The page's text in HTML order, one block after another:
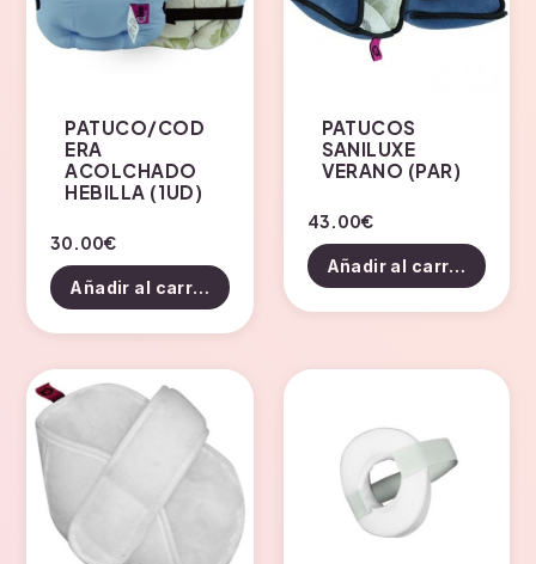
PATUCO/COD
ERA
ACOLCHADO
HEBILLA (1UD)
30.00€
Añadir al carrito
PATUCOS
SANILUXE
VERANO (PAR)
43.00€
Añadir al carrito